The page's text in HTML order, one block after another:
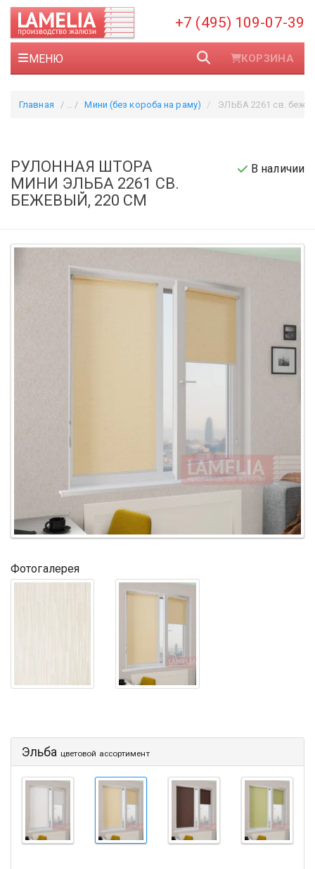
+7 (495) 109-07-39
МЕНЮ КОРЗИНА
Главная Мини (без короба на раму) ЭЛЬБА 2261 св.
РУЛОННАЯ ШТОРА
МИНИ ЭЛЬБА 2261 СВ.
БЕЖЕВЫЙ, 220 СМ
В наличии
Фотогалерея
Эльба цветовой ассортимент